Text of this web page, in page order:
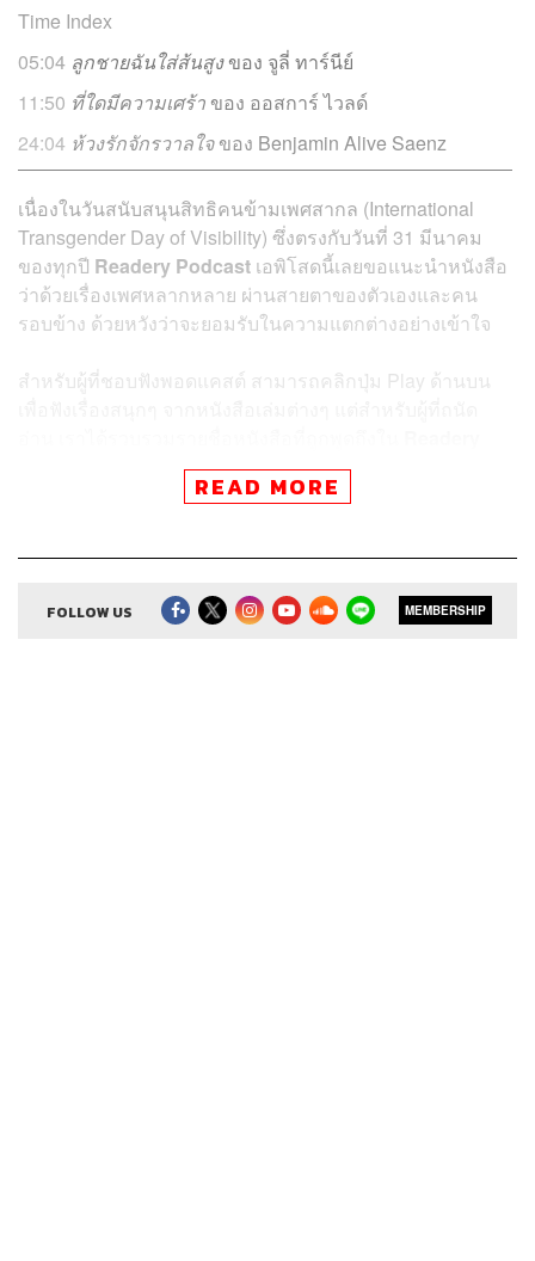
Time Index
05:04 ลูกชายฉันใส่ส้นสูงของ จูลี่ ทาร์นีย์
11:50 ที่ใดมีความเศร้า ของ ออสการ์ ไวลด์
24:04 ห้วงรักจักรวาลใจของ Benjamin Alive Saenz
เนื่องในวันสนับสนุนสิทธิคนข้ามเพศสากล (International
Transgender Day of Visibility) ซึ่งตรงกับวันที่ 31 มีนาคม
ของทุกปี Readery Podcast เอพิโสดนี้เลยขอแนะนำหนังสือ
ว่าด้วยเรื่องเพศหลากหลาย ผ่านสายตาของตัวเองและคน
รอบข้าง ด้วยหวังว่าจะยอมรับในความแตกต่างอย่างเข้าใจ
สำหรับผู้ที่ชอบฟังพอดแคสต์ สามารถคลิกปุ่ม Play ด้านบน
เอพิโสดนี้ไว้ด้านล่าง เผื่อใครที่อยากอ่านราย
ละเอียดคร่าวๆ พร้อมกดสั่งซื้อได้เลย
READ MORE
FOLLOW US MEMBERSHIP